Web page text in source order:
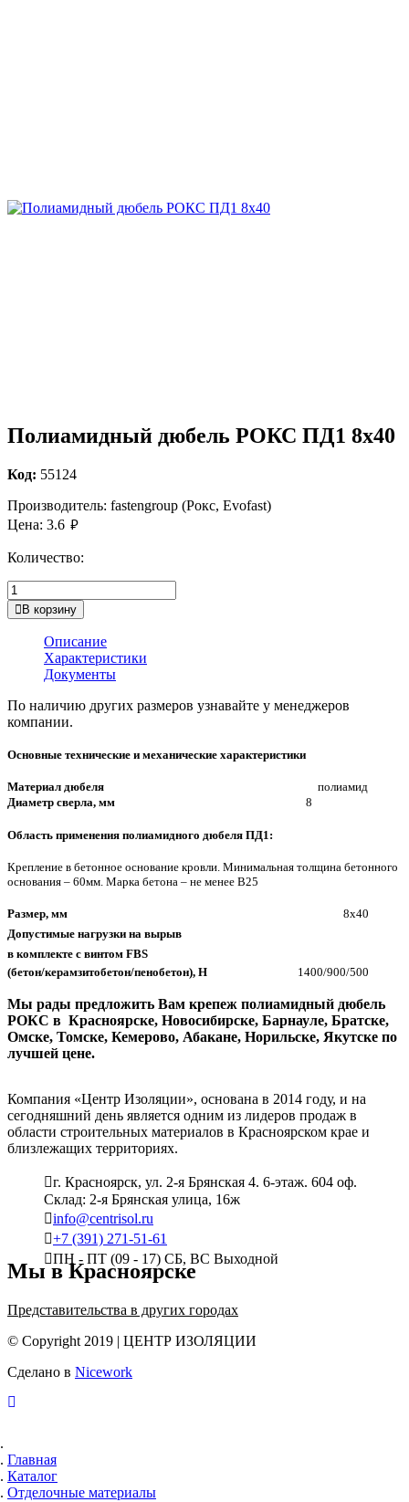
Полиамидный дюбель РОКС ПД1 8х40
Код: 55124
Производитель: fastengroup (Рокс, Evofast)
Цена: 3.6 руб.
Количество:
В корзину
Описание
Характеристики
Документы
По наличию других размеров узнавайте у менеджеров
компании.
Основные технические и механические характеристики
Материал дюбеля
полиамид
Диаметр сверла, мм
8
Область применения полиамидного дюбеля ПД1:
Крепление в бетонное основание кровли. Минимальная толщина бетонного
основания – 60мм. Марка бетона – не менее В25
Размер, мм
8х40
Допустимые нагрузки на вырыв
в комплекте с винтом FBS
(бетон/керамзитобетон/пенобетон), Н
1400/900/500
Мы рады предложить Вам крепеж полиамидный дюбель
РОКС в Красноярске, Новосибирске, Барнауле, Братске,
Омске, Томске, Кемерово, Абакане, Норильске, Якутске по
лучшей цене.
Компания «Центр Изоляции», основана в 2014 году, и на
сегодняшний день является одним из лидеров продаж в
области строительных материалов в Красноярском крае и
близлежащих территориях.
г. Красноярск, ул. 2-я Брянская 4. 6-этаж. 604 оф.
Склад: 2-я Брянская улица, 16ж
info@centrisol.ru
+7 (391) 271-51-61
ПН - ПТ (09 - 17) СБ, ВС Выходной
Мы в Красноярске
Представительства в других городах
© Copyright 2019 | ЦЕНТР ИЗОЛЯЦИИ
Сделано в Nicework
Главная
Каталог
Отделочные материалы